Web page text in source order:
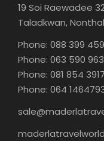
19 Soi Raewadee
Taladkwan,
Phone: 088 399
Phone: 063 590
Phone: 081 854
Phone: 064